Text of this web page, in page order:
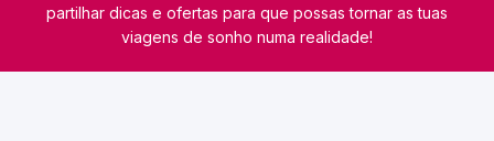
partilhar dicas e ofertas para que possas tornar as tuas
viagens de sonho numa realidade!
© 2026 kamaviNET sp. z o.o.